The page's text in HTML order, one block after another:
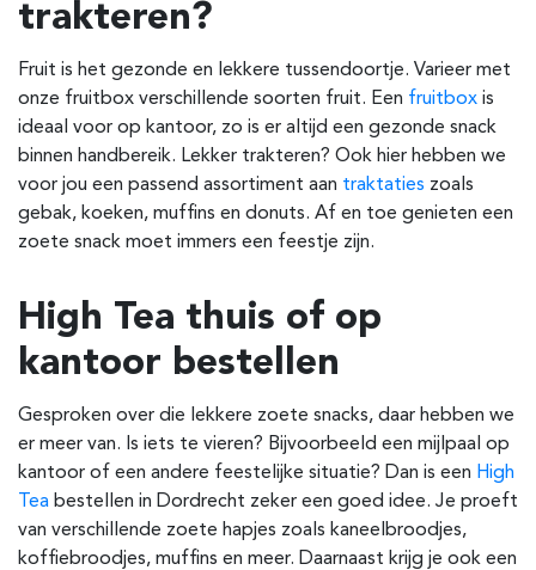
trakteren?
Fruit is het gezonde en lekkere tussendoortje. Varieer met
onze fruitbox verschillende soorten fruit. Een fruitbox is
ideaal voor op kantoor, zo is er altijd een gezonde snack
binnen handbereik. Lekker trakteren? Ook hier hebben we
voor jou een passend assortiment aan traktaties zoals
gebak, koeken, muffins en donuts. Af en toe genieten een
zoete snack moet immers een feestje zijn.
High Tea thuis of op
kantoor bestellen
Gesproken over die lekkere zoete snacks, daar hebben we
er meer van. Is iets te vieren? Bijvoorbeeld een mijlpaal op
kantoor of een andere feestelijke situatie? Dan is een High
Tea bestellen in Dordrecht zeker een goed idee. Je proeft
van verschillende zoete hapjes zoals kaneelbroodjes,
koffiebroodjes, muffins en meer. Daarnaast krijg je ook een